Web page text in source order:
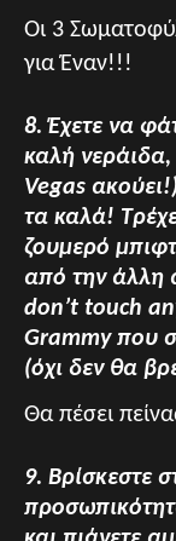
Οι 3
για Έναν!!!
8. Έχετε να
καλή
Vegas
τα καλά!
ζουμερό
από την άλλη
don’t touch
Grammy που
(όχι δεν θα
Θα πέσει
9. Βρίσκεστε